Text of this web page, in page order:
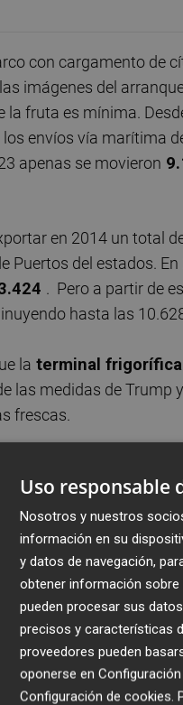
con cargamento de
imágenes del
la fruta es mínima.
los envíos vía marítima
apenas se movieron
en 2014 un total
Puertos del estados.
. Pero a partir de
hasta las
la terminal frigorífica
las medidas de Trump
frescas.
que
marítimo solo un
Uso responsable
Nosotros y nuestros
información en su
y datos de navegación,
obtener información sobre
pueden procesar sus
precisos y características
proveedores pueden
oponerse en
Configuración de cookies.